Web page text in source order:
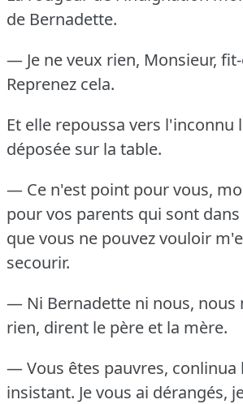
de Bernadette.
— Je ne veux rien, Monsieur,
Reprenez cela.
Et elle repoussa vers l'inconnu
déposée sur la table.
— Ce n'est point pour vous,
pour vos parents qui sont
que vous ne pouvez vouloir
secourir.
— Ni Bernadette ni nous, nous
rien, dirent le père et la mère.
— Vous êtes pauvres, conlinua
insistant. Je vous ai dérangés,